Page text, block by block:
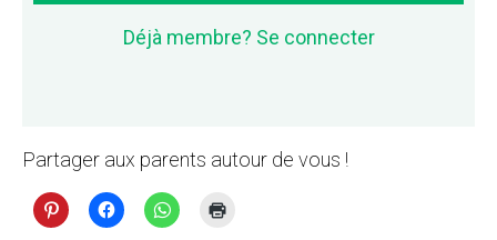
Déjà membre? Se connecter
Partager aux parents autour de vous !